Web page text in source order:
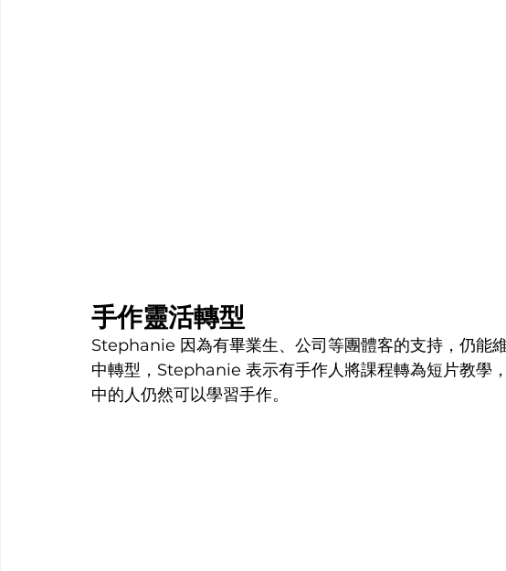
手作靈活轉型
Stephanie 因為有畢業生、公司等團體客的支持，仍能
中轉型，Stephanie 表示有手作人將課程轉為短片教學
中的人仍然可以學習手作。